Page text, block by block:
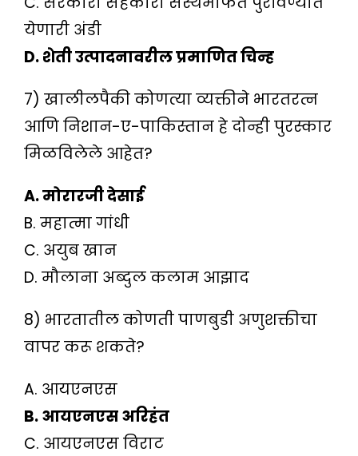
येणारी अंडी
D. शेती उत्पादनावरील प्रमाणित चिन्ह
7) खालीलपैकी कोणत्या व्यक्तीने भारतरत्न
आणि निशान-ए-पाकिस्तान हे दोन्ही पुरस्कार
मिळविलेले आहेत?
A. मोरारजी देसाई
B. महात्मा गांधी
C. अयुब खान
D. मौलाना अब्दुल कलाम आझाद
8) भारतातील कोणती पाणबुडी अणुशक्तीचा
वापर करू शकते?
A. आयएनएस
B. आयएनएस अरिहंत
C. आयएनएस विराट